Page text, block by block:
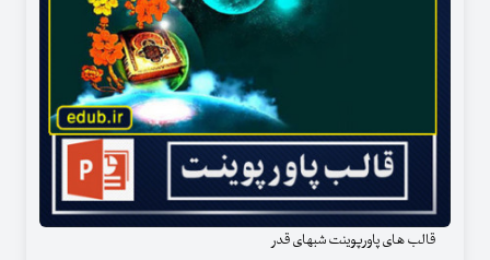
قالب های پاورپوینت شبهای قدر